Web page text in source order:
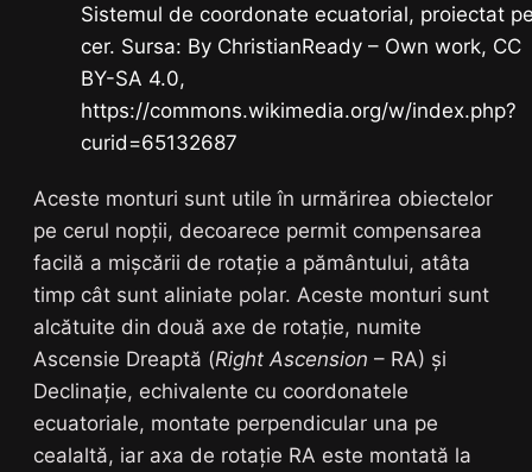
Sistemul de coordonate ecuatorial, proiectat
cer. Sursa: By ChristianReady – Own work, CC
BY-SA 4.0,
https://commons.wikimedia.org/w/index.php?
curid=65132687
Aceste monturi sunt utile în urmărirea obiectelor
pe cerul nopții, decoarece permit compensarea
facilă a mișcării de rotație a pământului, atâta
timp cât sunt aliniate polar. Aceste monturi sunt
alcătuite din două axe de rotație, numite
Ascensie Dreaptă (Right Ascension – RA) și
Declinație, echivalente cu coordonatele
ecuatoriale, montate perpendicular una pe
cealaltă, iar axa de rotație RA este montată la